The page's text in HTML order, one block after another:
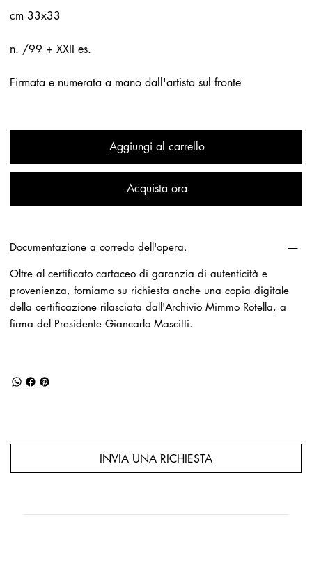
cm 33x33
n. /99 + XXII es.
Firmata e numerata a mano dall'artista sul fronte
Aggiungi al carrello
Acquista ora
Documentazione a corredo dell'opera.
Oltre al certificato cartaceo di garanzia di autenticità e
provenienza, forniamo su richiesta anche una copia digitale
della certificazione rilasciata dall'Archivio Mimmo Rotella, a
firma del Presidente Giancarlo Mascitti.
INVIA UNA RICHIESTA